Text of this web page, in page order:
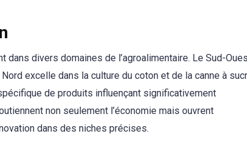
divers domaines de l’agroalimentaire. Le Sud-
excelle dans la culture du coton et de la canne à
de produits influençant significativement
non seulement l’économie mais ouvrent
dans des niches précises.